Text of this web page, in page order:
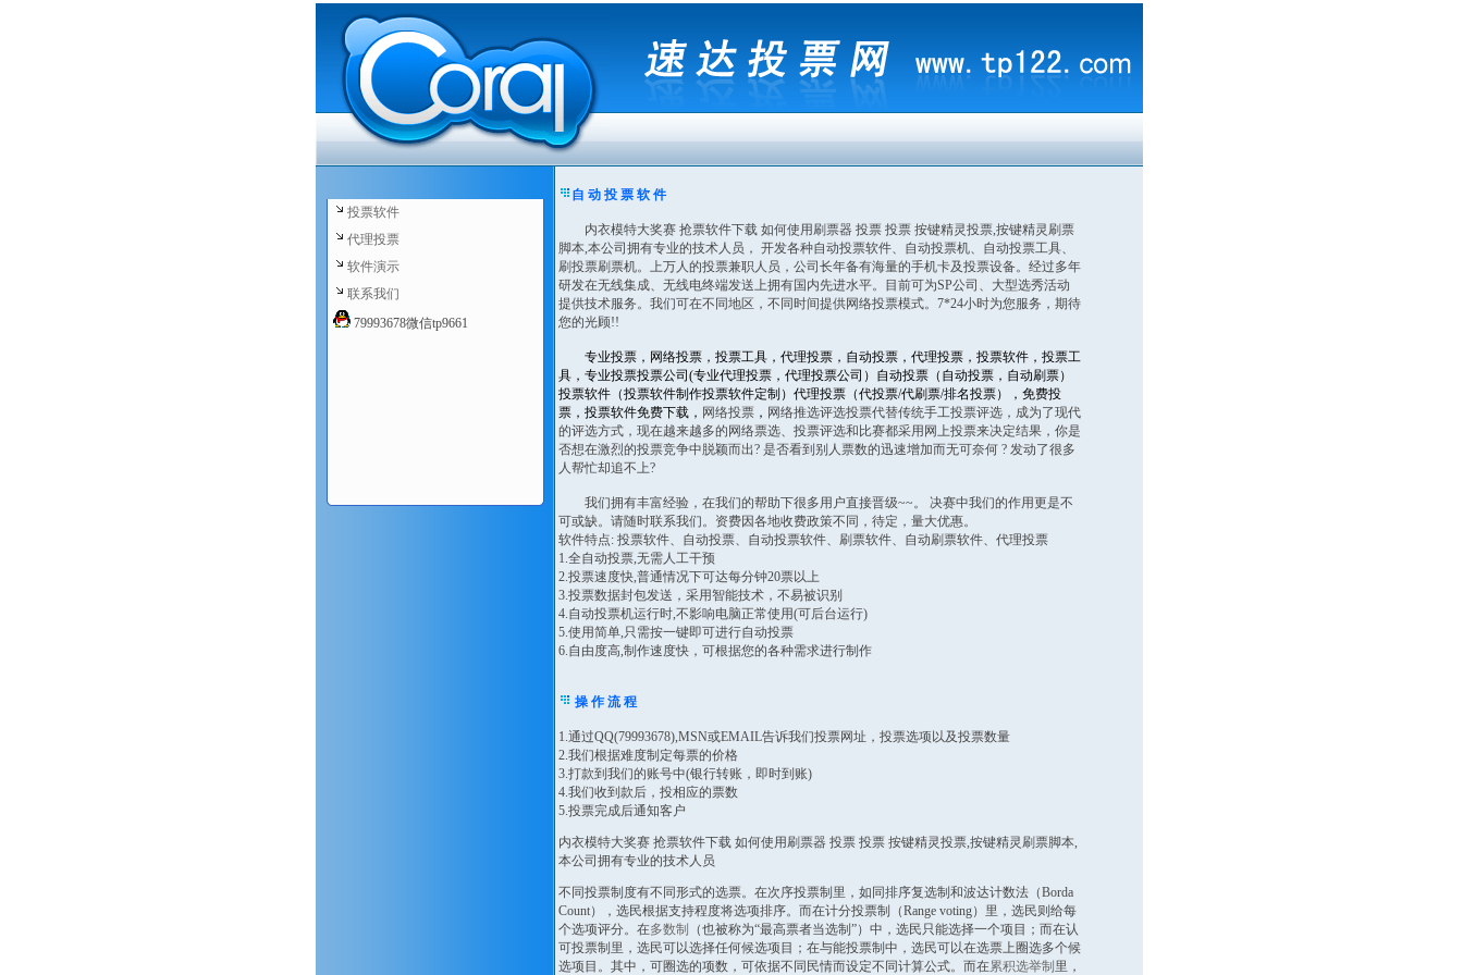
投票软件
代理投票
软件演示
联系我们
79993678微信tp9661
自 动 投 票 软 件
内衣模特大奖赛 抢票软件下载 如何使用刷票器 投票 投票 按键精灵投票,按键精灵刷票
脚本,本公司拥有专业的技术人员， 开发各种自动投票软件、自动投票机、自动投票工具、
刷投票刷票机。上万人的投票兼职人员，公司长年备有海量的手机卡及投票设备。经过多年
研发在无线集成、无线电终端发送上拥有国内先进水平。目前可为SP公司、大型选秀活动
提供技术服务。我们可在不同地区，不同时间提供网络投票模式。7*24小时为您服务，期待
您的光顾!!
专业投票，网络投票，投票工具，代理投票，自动投票，代理投票，投票软件，投票工
具，专业投票投票公司(专业代理投票，代理投票公司）自动投票（自动投票，自动刷票）
投票软件（投票软件制作投票软件定制）代理投票（代投票/代刷票/排名投票），免费投
票，投票软件免费下载 ， 网络投票 ， 网络推选评选投票代替传统手工投票评选，成为了现代
的评选方式，现在越来越多的网络票选、投票评选和比赛都采用网上投票来决定结果，你是
否想在激烈的投票竞争中脱颖而出? 是否看到别人票数的迅速增加而无可奈何 ? 发动了很多
人帮忙却追不上?
我们拥有丰富经验，在我们的帮助下很多用户直接晋级~~。 决赛中我们的作用更是不
可或缺。请随时联系我们。资费因各地收费政策不同，待定，量大优惠。
软件特点: 投票软件、自动投票、自动投票软件、刷票软件、自动刷票软件、代理投票
1.全自动投票,无需人工干预
2.投票速度快,普通情况下可达每分钟20票以上
3.投票数据封包发送，采用智能技术，不易被识别
4.自动投票机运行时,不影响电脑正常使用(可后台运行)
5.使用简单,只需按一键即可进行自动投票
6.自由度高,制作速度快，可根据您的各种需求进行制作
操 作 流 程
1.通过QQ(79993678),MSN或EMAIL告诉我们投票网址，投票选项以及投票数量
2.我们根据难度制定每票的价格
3.打款到我们的账号中(银行转账，即时到账)
4.我们收到款后，投相应的票数
5.投票完成后通知客户
内衣模特大奖赛 抢票软件下载 如何使用刷票器 投票 投票 按键精灵投票,按键精灵刷票脚本,
本公司拥有专业的技术人员
不同投票制度有不同形式的选票。在次序投票制里，如同排序复选制和波达计数法（Borda
Count），选民根据支持程度将选项排序。而在计分投票制（Range voting）里，选民则给每
个选项评分。在多数制
（也被称为“最高票者当选制”）中，选民只能选择一个项目；而在认
可投票制里，选民可以选择任何候选项目；在与能投票制中，选民可以在选票上圈选多个候
选项目。其中，可圈选的项数，可依据不同民情而设定不同计算公式。而在累积选举制 里，